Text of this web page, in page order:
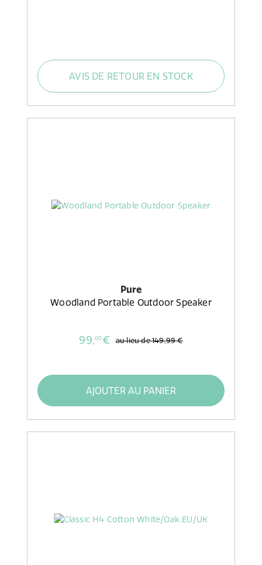
AVIS DE RETOUR EN STOCK
Pure
Woodland Portable Outdoor Speaker
99,00€ au lieu de149,99 €
AJOUTER AU PANIER